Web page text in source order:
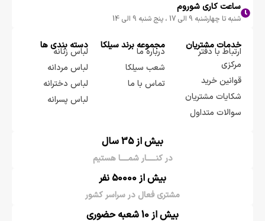
ساعت کاری شوروم
شنبه تا چهارشنبه 9 الی 17 ، پنج شنبه 9 الی 14
خدمات مشتریان
ارتباط با دفتر
مرکزی
قوانین خرید
شکایات مشتریان
سوالات متداول
مجموعه برند سيلكا
درباره ما
شعب سیلکا
تماس با ما
دسته بندی ها
لباس زنانه
لباس مردانه
لباس دخترانه
لباس پسرانه
بیش از 35 سال
در کنـــــار شمــــا هستیم
بیش از 50000 نفر
مشتری فعال در سراسر کشور
بیش از 10 شعبه حضوری